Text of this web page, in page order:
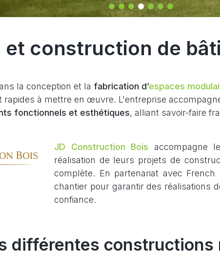
construction de
la conception et la fabrication d’espaces
à mettre en œuvre. L'entreprise
fonctionnels et esthétiques, alliant savoir-faire
JD Construction Bois accompagne
réalisation de leurs projets de
complète. En partenariat avec
chantier pour garantir des réalisations
confiance.
différentes constructions